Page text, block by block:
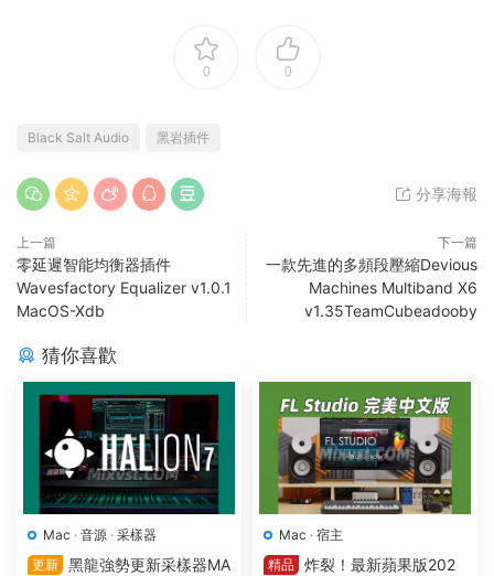
0 0
Black Salt Audio 黑岩插件
分享海報
上一篇
零延遲智能均衡器插件
Wavesfactory Equalizer v1.0.1
MacOS-Xdb
下一篇
一款先進的多頻段壓縮Devious
Machines Multiband X6
v1.35TeamCubeadooby
猜你喜歡
Mac · 音源 · 采樣器
更新 黑龍強勢更新采樣器MA
Mac · 宿主
精品 炸裂！最新蘋果版202